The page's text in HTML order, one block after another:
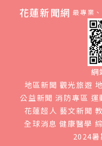
花蓮新聞網 最專業
網
地區新聞 觀光旅遊
公益新聞 消防專區 運
花蓮超人 藝文新聞
全球消息 健康醫學
2024